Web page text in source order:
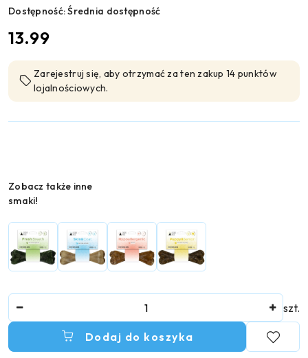
Dostępność:Średnia dostępność
cena:
13.99
Zarejestruj się, aby otrzymać za ten zakup 14 punktów
lojalnościowych.
Wariant
Zobacz także inne
smaki!
szt.
Dodaj do koszyka